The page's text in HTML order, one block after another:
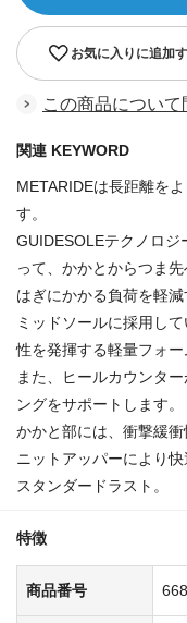
お気に入りに追加
この商品について
関連 KEYWORD
METARIDEは長距離を
す。
GUIDESOLEテクノロジ
って、かかとからつま
はぎにかかる負荷を軽
ミッドソールに採用し
性を発揮する軽量フォー
また、ヒールカウンタ
ングをサポートします。
かかと部には、衝撃緩衝
ニットアッパーにより快
スタンダードラスト。
特徴
商品番号